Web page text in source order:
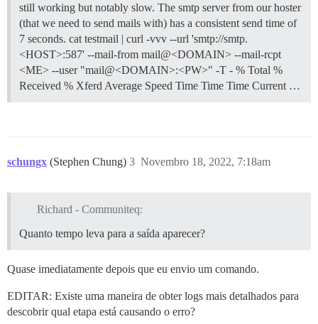
still working but notably slow. The smtp server from our hoster
(that we need to send mails with) has a consistent send time of
7 seconds. cat testmail | curl -vvv --url 'smtp://smtp.
<HOST>:587' --mail-from mail@<DOMAIN> --mail-rcpt
<ME> --user "mail@<DOMAIN>:<PW>" -T - % Total %
Received % Xferd Average Speed Time Time Time Current …
schungx (Stephen Chung) Novembro 18, 2022, 7:18am
3
Richard - Communiteq:
Quanto tempo leva para a saída aparecer?
Quase imediatamente depois que eu envio um comando.
EDITAR: Existe uma maneira de obter logs mais detalhados para
descobrir qual etapa está causando o erro?